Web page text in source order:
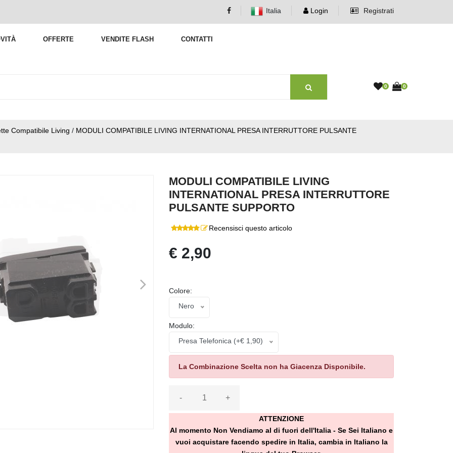
Italia Login Registrati
OFFERTE VENDITE FLASH CONTATTI
0 0
Compatibile Living / MODULI COMPATIBILE LIVING INTERNATIONAL PRESA INTERRUTTORE PULSANTE
>
MODULI COMPATIBILE LIVING
INTERNATIONAL PRESA INTERRUTTORE
PULSANTE SUPPORTO
Recensisci questo articolo
€ 2,90
Colore:
Nero
Modulo:
Presa Telefonica (+€ 1,90)
La Combinazione Scelta non ha Giacenza Disponibile.
- +
ATTENZIONE
Al momento Non Vendiamo al di fuori dell'Italia - Se Sei Italiano e
vuoi acquistare facendo spedire in Italia, cambia in Italiano la